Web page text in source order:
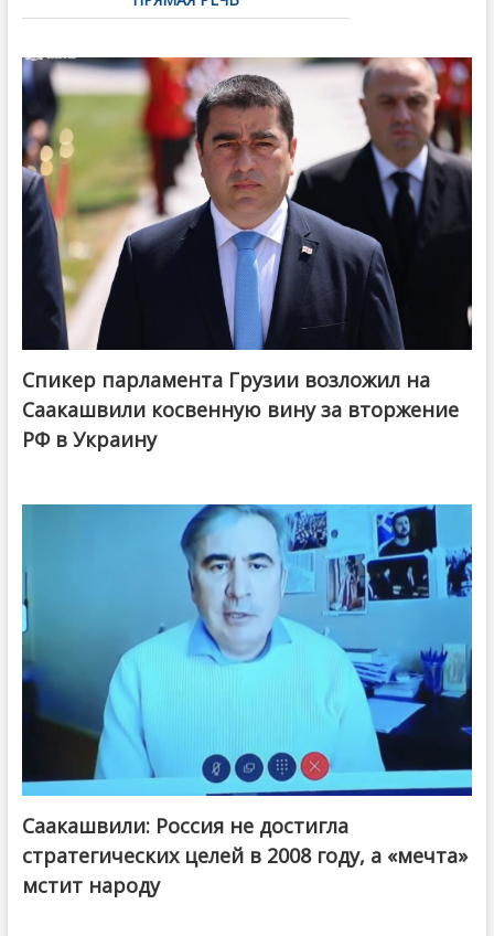
Спикер парламента Грузии возложил на
Саакашвили косвенную вину за вторжение
РФ в Украину
Саакашвили: Россия не достигла
стратегических целей в 2008 году, а «мечта»
мстит народу